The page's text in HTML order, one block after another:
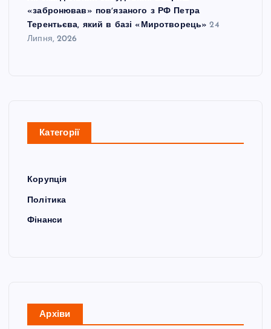
«забронював» повʼязаного з РФ Петра
Терентьєва, який в базі «Миротворець» 24
Липня, 2026
Категорії
Корупція
Політика
Фінанси
Архіви